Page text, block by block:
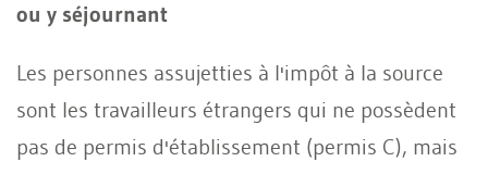
ou y séjournant
Les personnes assujetties à l'impôt à la source
sont les travailleurs étrangers qui ne possèdent
pas de permis d'établissement (permis C), mais